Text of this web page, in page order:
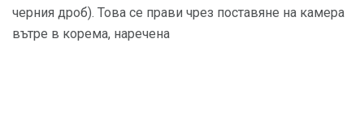
черния дроб). Това се прави чрез поставяне на камера
вътре в корема, наречена